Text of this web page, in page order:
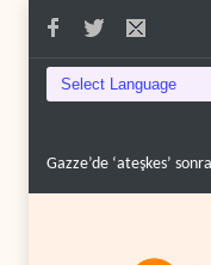
Gazze’de ‘ateşkes’